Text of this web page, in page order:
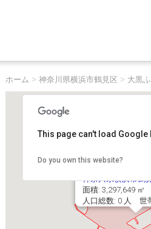
ホーム > 神奈川県横浜市鶴見区 > 大黒
神奈川県横浜市鶴
面積: 3,297,649 ㎡
人口総数: 0 人 世
This page can't load
Do you own this website?